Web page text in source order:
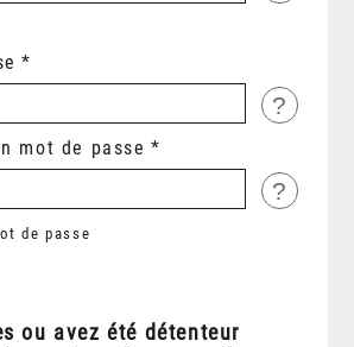
?
mot de passe
?
de passe
ou avez été détenteur